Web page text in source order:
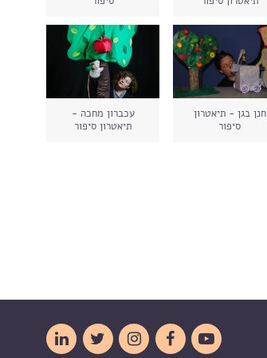
חנן בגן - תיאטרון
סיפור
עכברון מחכה -
תיאטרון סיפור




